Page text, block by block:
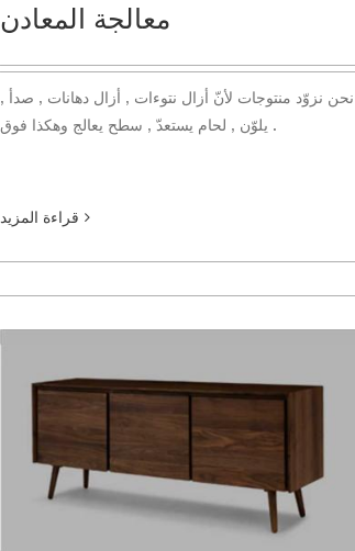
معالجة المعادن
نحن نزوّد منتوجات لأنّ أزال نتوءات , أزال دهانات , صدأ ,
يلوّن , لحام يستعدّ , سطح يعالج وهكذا فوق .
قراءة المزيد